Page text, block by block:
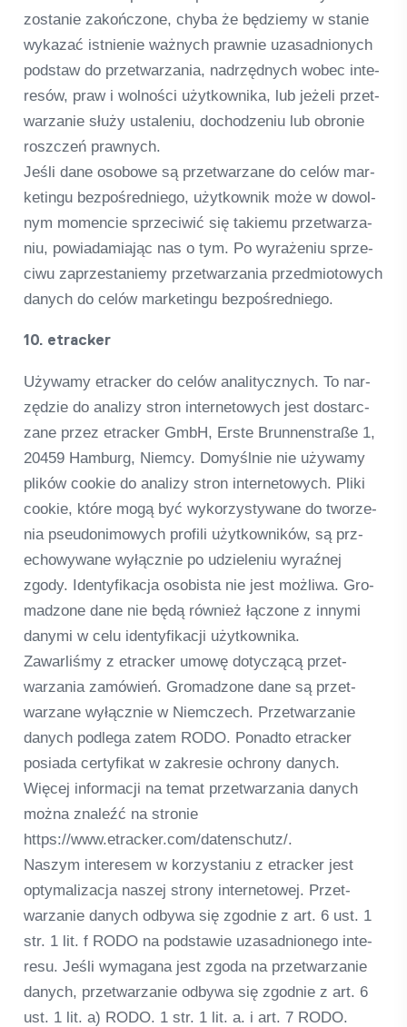
zosta­nie zakońc­zone, chyba że będ­ziemy w sta­nie
wyka­zać ist­ni­e­nie ważnych praw­nie uza­sad­nionych
pod­staw do przet­warza­nia, nadrzęd­nych wobec inte­
resów, praw i wol­ności użyt­kow­nika, lub jeżeli przet­
warza­nie służy usta­le­niu, dochod­ze­niu lub obro­nie
roszc­zeń prawnych.
Jeśli dane oso­bowe są przet­warzane do celów mar­
ke­tingu bez­poś­red­niego, użyt­kow­nik może w dowol­
nym momen­cie sprze­ci­wić się takiemu przet­warza­
niu, powia­da­mi­a­jąc nas o tym. Po wyraże­niu sprze­
ciwu zaprzesta­niemy przet­warza­nia przedmio­to­wych
danych do celów mar­ke­tingu bez­poś­red­niego.
10. etra­cker
Uży­wamy etra­cker do celów ana­li­ty­cz­nych. To nar­
zęd­zie do ana­lizy stron inter­neto­wych jest dost­ar­c­
zane przez etra­cker GmbH, Erste Brun­nen­straße 1,
20459 Ham­burg, Niemcy. Domyśl­nie nie uży­wamy
pli­ków coo­kie do ana­lizy stron inter­neto­wych. Pliki
coo­kie, które mogą być wykor­zy­sty­wane do twor­ze­
nia pseudo­ni­mo­wych pro­fili użyt­kow­ni­ków, są prz­
echo­wy­wane wyłącz­nie po udzie­leniu wyraź­nej
zgody. Iden­ty­fi­ka­cja oso­bista nie jest moż­liwa. Gro­
mad­zone dane nie będą rów­nież łąc­zone z innymi
danymi w celu iden­ty­fi­ka­cji użyt­kow­nika.
Zawar­liśmy z etra­cker umowę doty­c­zącą przet­
warza­nia zamó­wień. Gro­mad­zone dane są przet­
warzane wyłącz­nie w Niemc­zech. Przet­warza­nie
danych pod­lega zatem RODO. Ponadto etra­cker
posiada cer­ty­fi­kat w zak­re­sie ochrony danych.
Więcej infor­macji na temat przet­warza­nia danych
można zna­leźć na stro­nie
https://www.etracker.com/datenschutz/.
Nas­zym inte­re­sem w kor­zysta­niu z etra­cker jest
opty­ma­li­zacja nas­zej strony inter­neto­wej. Przet­
warza­nie danych odbywa się zgod­nie z art. 6 ust. 1
str. 1 lit. f RODO na pod­sta­wie uza­sad­nio­n­ego inte­
resu. Jeśli wyma­gana jest zgoda na przet­warza­nie
danych, przet­warza­nie odbywa się zgod­nie z art. 6
ust. 1 lit. a) RODO. 1 str. 1 lit. a. i art. 7 RODO.